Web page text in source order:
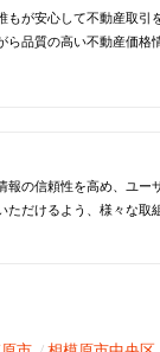
もが安心して不動産取引
ら品質の高い不動産価格
報の信頼性を高め、ユー
ただけるよう、様々な取